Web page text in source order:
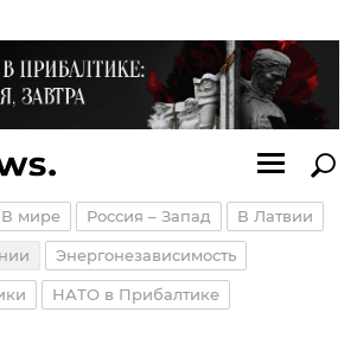
В мире Россия – Запад В Латвии
Энергонезависимость
НАТО в Прибалтике